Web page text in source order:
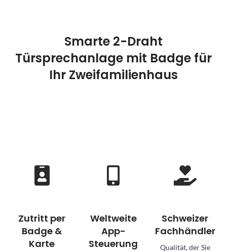
Smarte 2-Draht
Türsprechanlage mit Badge für
Ihr Zweifamilienhaus
Zutritt per
Badge &
Karte
Weltweite
App-
Steuerung
Schweizer
Fachhändler
Qualität, der Sie